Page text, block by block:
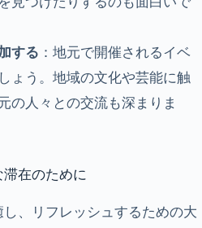
する ：地元で開催されるイベ
ょう。地域の文化や芸能に触
の人々との交流も深まりま
在のために
、リフレッシュするための大